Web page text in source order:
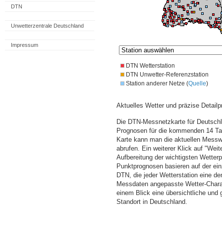
DTN
Unwetterzentrale Deutschland
Impressum
DTN Wetterstation
DTN Unwetter-Referenzstation
Station anderer Netze (Quelle)
Aktuelles Wetter und präzise
Die DTN-Messnetzkarte für
Prognosen für die kommenden 14
Karte kann man die aktuellen
abrufen. Ein weiterer Klick auf
Aufbereitung der wichtigsten
Punktprognosen basieren auf der
DTN, die jeder Wetterstation eine
Messdaten angepasste Wetter-
einem Blick eine übersichtliche und
Standort in Deutschland.